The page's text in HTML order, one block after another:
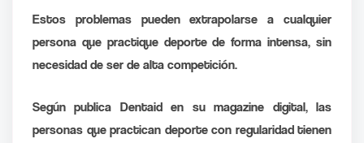
Estos problemas pueden extrapolarse a cualquier
persona que practique deporte de forma intensa, sin
necesidad de ser de alta competición.
Según publica Dentaid en su magazine digital, las
personas que practican deporte con regularidad tienen